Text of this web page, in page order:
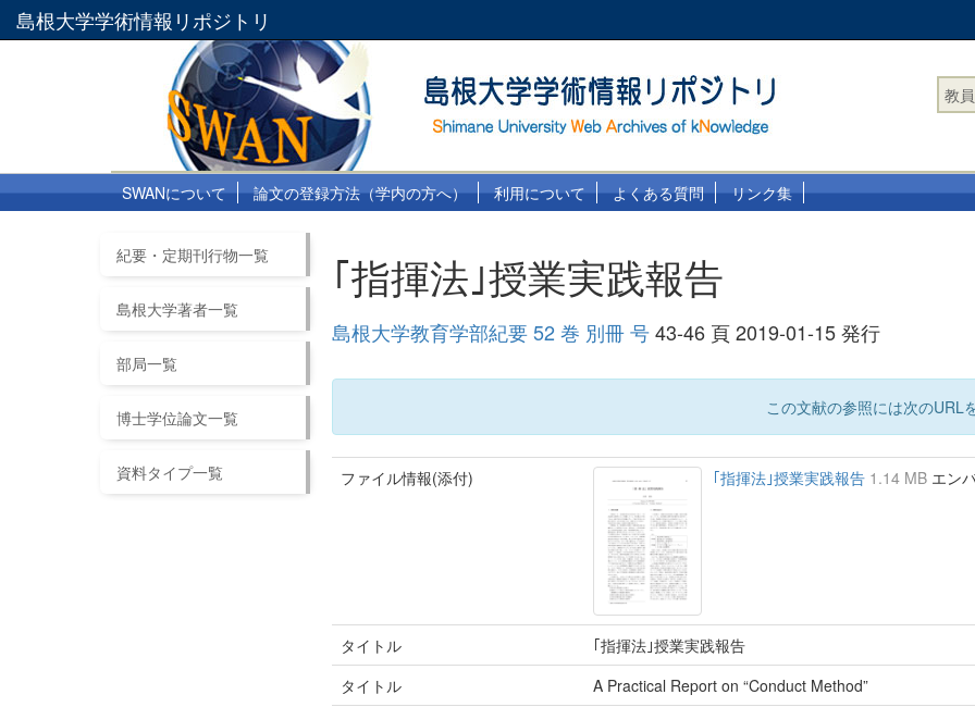
島根大学学術情報リポジトリ
教
SWANについて 論文の登録方法（学内の方へ） 利用について よくある質問 リンク集
紀要・定期刊行物一覧
島根大学著者一覧
部局一覧
博士学位論文一覧
資料タイプ一覧
｢指揮法｣授業実践報告
島根大学教育学部紀要 52 巻 別冊 号43-46 頁 2019-01-15 発行
この文献の参照には次のURL
ファイル情報(添付) ｢指揮法｣授業実践報告 1.14 MB エン
タイトル
｢指揮法｣授業実践報告
タイトル
A Practical Report on “Conduct Method”